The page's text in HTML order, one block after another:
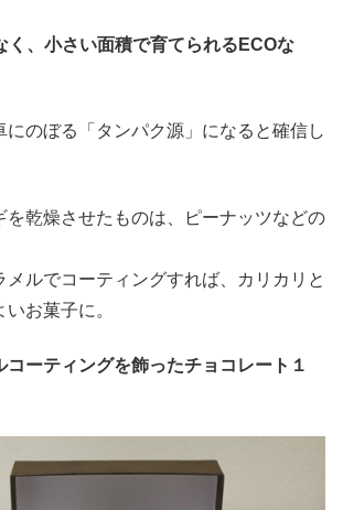
く、小さい面積で育てられるECOな
にのぼる「タンパク源」になると確信し
を乾燥させたものは、ピーナッツなどの
メルでコーティングすれば、カリカリと
お菓子に。
コーティングを飾ったチョコレート１